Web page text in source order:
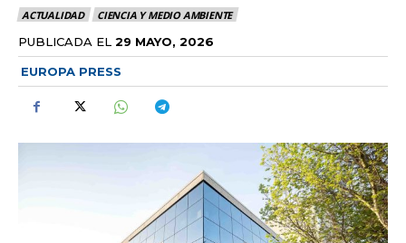
ACTUALIDAD CIENCIA Y MEDIO AMBIENTE
PUBLICADA EL 29 MAYO, 2026
EUROPA PRESS